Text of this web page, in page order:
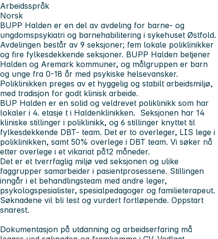
Arbeidsspråk
Norsk
BUPP Halden er en del av avdeling for barne- og
ungdomspsykiatri og barnehabilitering i sykehuset Østfold.
Avdelingen består av 9 seksjoner; fem lokale poliklinikker
og fire fylkesdekkende seksjoner. BUPP Halden betjener
Halden og Aremark kommuner, og målgruppen er barn
og unge fra 0-18 år med psykiske helsevansker.
Poliklinikken preges av et hyggelig og stabilt arbeidsmiljø,
med tradisjon for godt klinisk arbeide.
BUP Halden er en solid og veldrevet poliklinikk som har
lokaler i 4. etasje t i Haldenklinikken. Seksjonen har 14
kliniske stillinger i poliklinikk, og 6 stillinger knyttet til
fylkesdekkende DBT- team. Det er to overleger, LIS lege i
poliklinikken, samt 50% overlege i DBT team. Vi søker nå
etter overlege i et vikariat på12 måneder.
Det er et tverrfaglig miljø ved seksjonen og ulike
faggrupper samarbeider i pasientprosessene. Stillingen
inngår i et behandlingsteam med andre leger,
psykologspesialister, spesialpedagoger og familieterapeut.
Søknadene vil bli lest og vurdert fortløpende. Oppstart
snarest.
Dokumentasjon på utdanning og arbeidserfaring må